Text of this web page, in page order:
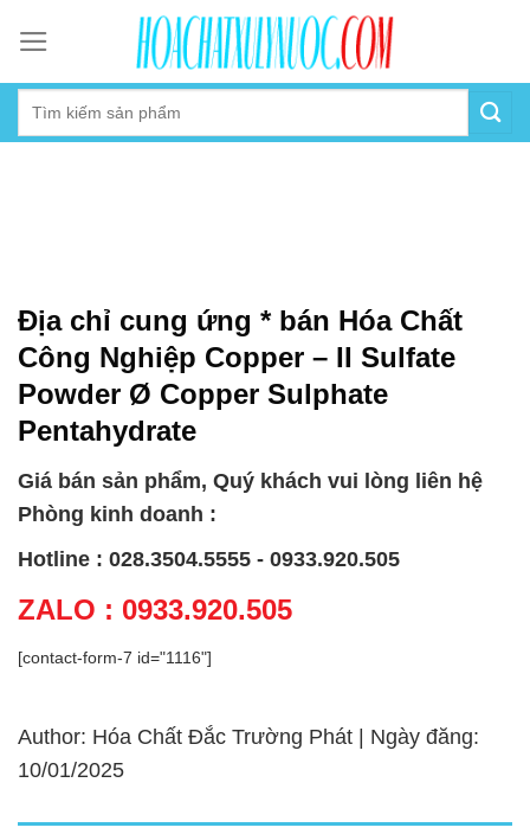
content
Địa chỉ cung ứng * bán Hóa Chất
Công Nghiệp Copper – II Sulfate
Powder Ø Copper Sulphate
Pentahydrate
Giá bán sản phẩm, Quý khách vui lòng liên hệ
Phòng kinh doanh :
Hotline : 028.3504.5555 - 0933.920.505
ZALO : 0933.920.505
[contact-form-7 id="1116"]
Author: Hóa Chất Đắc Trường Phát | Ngày đăng:
10/01/2025